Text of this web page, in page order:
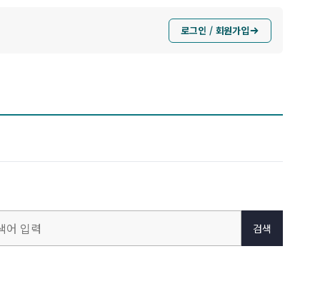
로그인 / 회원가입
검색